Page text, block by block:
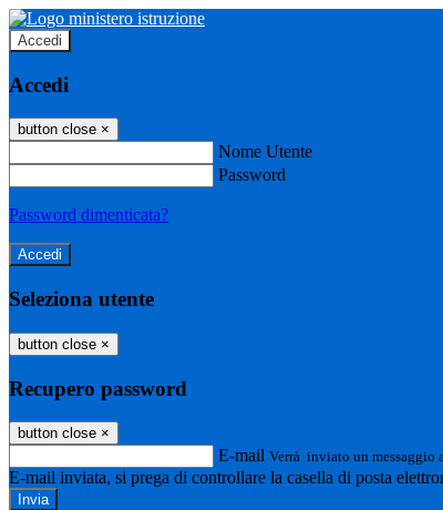
Accedi
Accedi
button close ×
Nome Utente
Password
Password dimenticata?
Seleziona utente
button close ×
Recupero password
button close ×
E-mail Verrà inviato un messaggio
E-mail inviata, si prega di controllare la casella di posta